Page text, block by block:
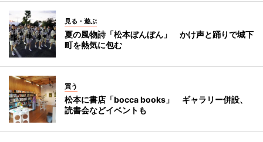
見る・遊ぶ
夏の風物詩「松本ぼんぼん」 かけ声と踊りで城下
町を熱気に包む
買う
松本に書店「bocca books」 ギャラリー併設、
読書会などイベントも